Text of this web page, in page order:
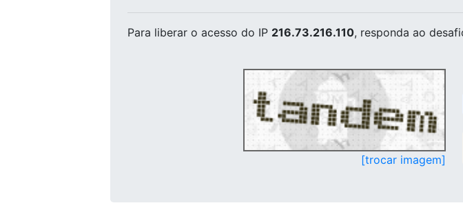
Para liberar o acesso do IP 216.73.216.110, responda ao
[trocar imagem]